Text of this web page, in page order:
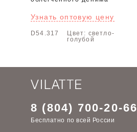
Узнать оптовую цену
D54.317
Цвет: светло-
голубой
8 (804) 700-20-66
Бесплатно по всей России